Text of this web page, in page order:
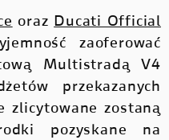
oraz Ducati Official
zaoferować
Multistradą V4
przekazanych
zlicytowane zostaną
pozyskane na